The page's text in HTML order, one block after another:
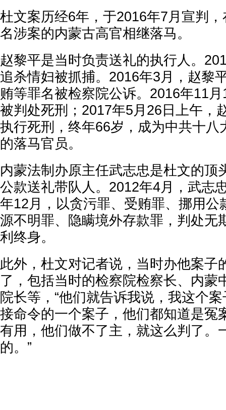
杜文案历经6年，于2016年7月宣判
名涉案的内蒙古高官相继落马。
赵黎平是当时负责送礼的执行人。
追杀情妇被抓捕。2016年3月，赵黎
贿等罪名被检察院公诉。2016年11
被判处死刑；2017年5月26日上午，
执行死刑，终年66岁，成为中共十八
的落马官员。
内蒙法制办原主任武志忠是杜文的顶
公款送礼带队人。2012年4月，武志
年12月，以贪污罪、受贿罪、挪用公
源不明罪、隐瞒境外存款罪，判处无
利终身。
此外，杜文对记者说，当时办他案子
了，包括当时的检察院检察长、内蒙
院长等，“他们就告诉我说，我这个
接命令的一个案子，他们都知道是冤
有用，他们做不了主，就这么判了。
的。”